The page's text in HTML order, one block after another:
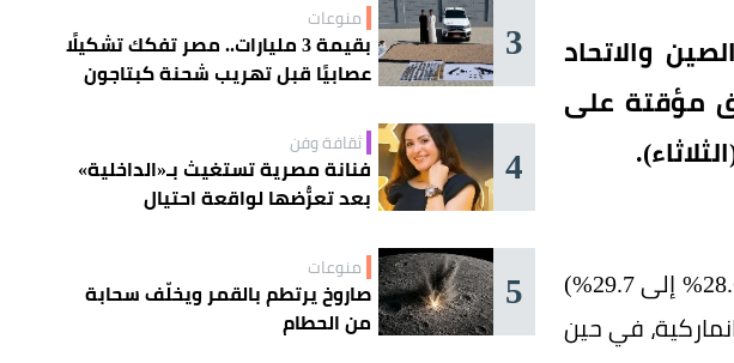
والاتحاد
مؤقتة على
وأوضح البيان الرسمي أن الرسوم تراوح بين 21.9% و42.7%، مع تطبيق معدلات أقل (28.6% إلى 29.7%)
في حين
3 منوعات
بقيمة 3 مليارات.. مصر تفكك تشكيلًا
عصابيًا قبل تهريب شحنة كبتاجون
4 ثقافة وفن
فنانة مصرية تستغيث بـ«الداخلية»
بعد تعرُّضها لواقعة احتيال
5 منوعات
صاروخ يرتطم بالقمر ويخلّف سحابة
من الحطام